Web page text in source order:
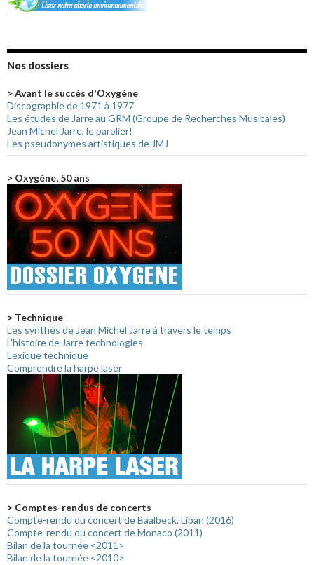
Nos dossiers
> Avant le succès d'Oxygène
Discographie de 1971 à 1977
Les études de Jarre au GRM (Groupe de Recherches Musicales)
Jean Michel Jarre, le parolier!
Les pseudonymes artistiques de JMJ
> Oxygène, 50 ans
> Technique
Les synthés de Jean Michel Jarre à travers le temps
L'histoire de Jarre technologies
Lexique technique
Comprendre la harpe laser
> Comptes-rendus de concerts
Compte-rendu du concert de Baalbeck, Liban (2016)
Compte-rendu du concert de Monaco (2011)
Bilan de la tournée <2011>
Bilan de la tournée <2010>